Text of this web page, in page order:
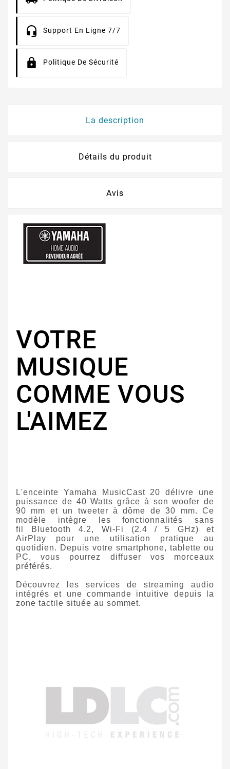
Support En Ligne 7/7
Politique De Sécurité
La description
Détails du produit
Avis
VOTRE
MUSIQUE
COMME VOUS
L'AIMEZ
L'enceinte Yamaha MusicCast 20 délivre une
puissance de 40 Watts grâce à son woofer de
90 mm et un tweeter à dôme de 30 mm. Ce
modèle intègre les fonctionnalités sans
fil
Bluetooth 4.2, Wi-Fi (2.4 / 5 GHz) et
AirPlay pour une utilisation pratique au
quotidien. Depuis votre smartphone, tablette ou
PC, vous pourrez diffuser vos morceaux
préférés.
Découvrez les services de streaming audio
intégrés et une commande intuitive depuis la
zone tactile située au sommet.